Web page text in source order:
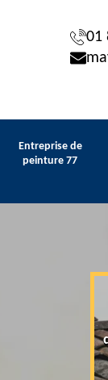
01
Entreprise de
peinture 77